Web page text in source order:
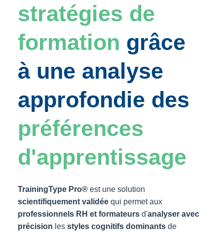
stratégies de
formation grâce
à une analyse
approfondie des
préférences
d'apprentissage
TrainingType Pro® est une solution
scientifiquement validée qui permet aux
professionnels RH et formateurs d'analyser avec
précision les styles cognitifs dominants de